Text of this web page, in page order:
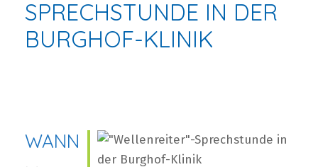
SPRECHSTUNDE IN DER
BURGHOF-KLINIK
WANN